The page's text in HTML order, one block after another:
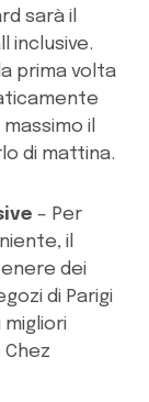
sarà il
inclusive.
prima volta
il
di mattina.
– Per
il
dei
di Parigi